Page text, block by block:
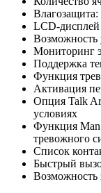
Влагозащита:
LCD-дисплей
Возможность
Мониторинг
Поддержка
Функция
Активация
Опция Talk
условиях
Функция Man
тревожного
Список
Быстрый
Возможность